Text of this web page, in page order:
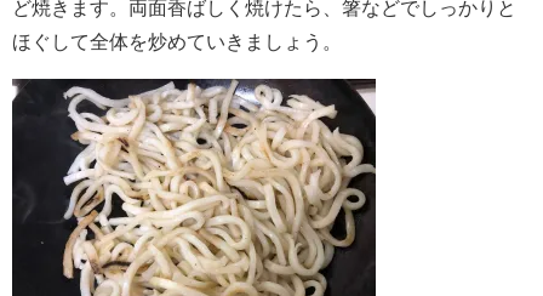
ど焼きます。両面香ばしく焼けたら、箸などでしっかりと
ほぐして全体を炒めていきましょう。